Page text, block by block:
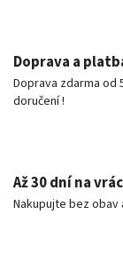
Doprava a
Doprava zdarma od
doručení !
Až 30 dní na
Nakupujte bez obav